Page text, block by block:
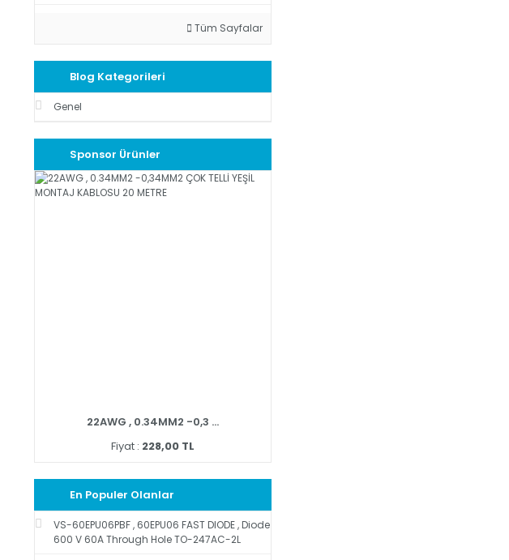
Tüm Sayfalar
Blog Kategorileri
Genel
Sponsor Ürünler
22AWG , 0.34MM2 -0,3 ...
Fiyat : 228,00 TL
En Populer Olanlar
VS-60EPU06PBF , 60EPU06 FAST DIODE , Diode
600 V 60A Through Hole TO-247AC-2L